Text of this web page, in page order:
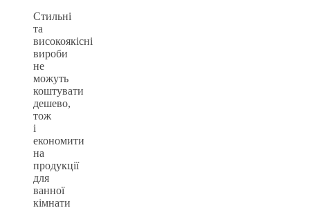
Стильні
та
високоякісні
вироби
не
можуть
коштувати
дешево,
тож
і
економити
на
продукції
для
ванної
кімнати